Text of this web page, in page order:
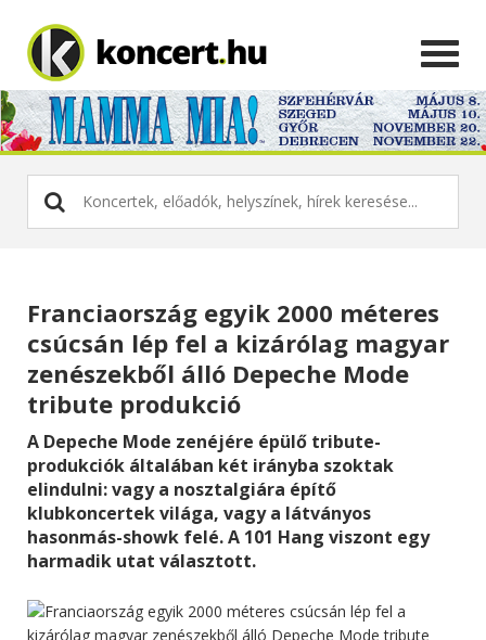
Franciaország egyik 2000 méteres
csúcsán lép fel a kizárólag magyar
zenészekből álló Depeche Mode
tribute produkció
A Depeche Mode zenéjére épülő tribute-
produkciók általában két irányba szoktak
elindulni: vagy a nosztalgiára építő
klubkoncertek világa, vagy a látványos
hasonmás-showk felé. A 101 Hang viszont egy
harmadik utat választott.